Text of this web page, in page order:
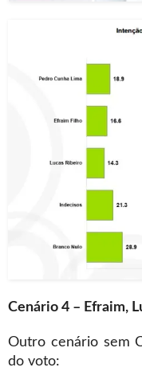
Cenário 4 – Efraim,
Outro cenário sem
do voto: